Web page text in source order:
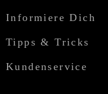
Informiere Dich
Tipps & Tricks
Kundenservice